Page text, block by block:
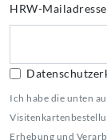
HRW-Mailadresse
Ich habe die unten
Erhebung und